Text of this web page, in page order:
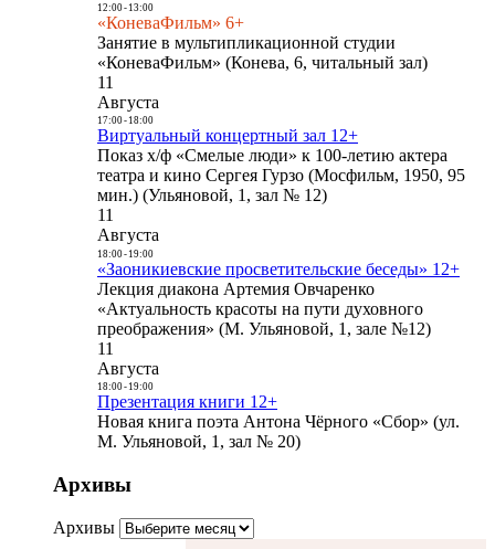
12:00- 13:00
«КоневаФильм» 6+
Занятие в мультипликационной студии
«КоневаФильм» (Конева, 6, читальный зал)
11
Августа
17:00- 18:00
Виртуальный концертный зал 12+
Показ х/ф «Смелые люди» к 100-летию актера
театра и кино Сергея Гурзо (Мосфильм, 1950, 95
мин.) (Ульяновой, 1, зал № 12)
11
Августа
18:00- 19:00
«Заоникиевские просветительские беседы» 12+
Лекция диакона Артемия Овчаренко
«Актуальность красоты на пути духовного
преображения» (М. Ульяновой, 1, зале №12)
11
Августа
18:00- 19:00
Презентация книги 12+
Новая книга поэта Антона Чёрного «Сбор» (ул.
М. Ульяновой, 1, зал № 20)
Архивы
Архивы